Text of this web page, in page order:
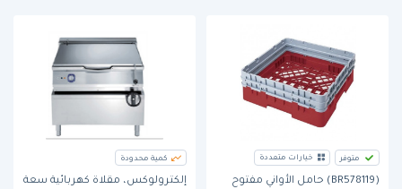
متوفر خيارات متعددة
(BR578119) حامل الأواني مفتوح
كمية محدودة
إلكترولوكس، مقلاة كهربائية سعة